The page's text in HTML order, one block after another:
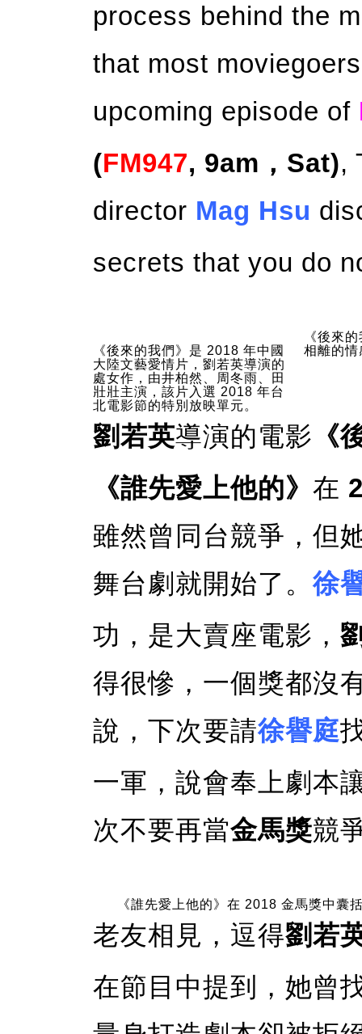
process behind the
that most
upcoming episode of
(FM947, 9am，Sat),
director Mag Hsu
secrets that you do
《後來的我們》是 2018 年中國
大陸文藝愛情片，劉若英導演的
處女作，由井柏然、周冬雨、田
壯壯主演，該片入選 2018 年台
北電影節的特別放映單元。
《後來
相離的
劉若英導演的電影 《
《誰先愛上他的》 在
雖然曾同台競爭，但
舞台劇就開始了。徐
功，是大賣座電影，
得很慘，一個獎都沒
說，下次要請徐譽庭
一軍，說會奉上劇本
次不要再當金馬獎競
《誰先愛上他的》在 2018 金馬獎中囊
老友相見，逗得劉若
在節目中提到，她曾